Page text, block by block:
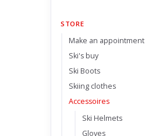
STORE
Make an appointment
Ski's buy
Ski Boots
Skiing clothes
Accessoires
Ski Helmets
Gloves